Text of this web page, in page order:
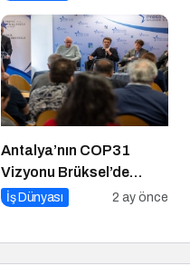
Antalya’nın COP31
Vizyonu Brüksel’de
Yankılandı
İş Dünyası 2 ay önce